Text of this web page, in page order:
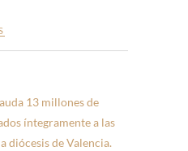
13 millones de
íntegramente a las
diócesis de Valencia.